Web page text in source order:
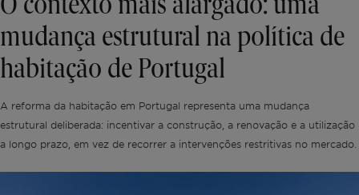
O contexto mais alargado: uma
mudança estrutural na política de
habitação de Portugal
A reforma da habitação em Portugal representa uma mudança
estrutural deliberada: incentivar a construção, a renovação e a utilização
a longo prazo, em vez de recorrer a intervenções restritivas no mercado.